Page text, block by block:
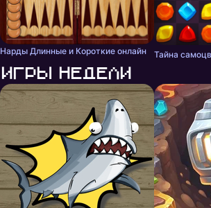
Нарды Длинные и Короткие онлайн
Игры недели